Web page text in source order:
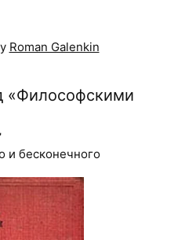
Roman Galenkin
«Философскими
и бесконечного